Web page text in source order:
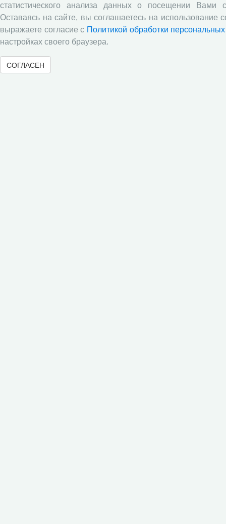
статистического анализа данных о посещении Вами
Оставаясь на сайте, вы соглашаетесь на использование
выражаете согласие с Политикой обработки
настройках своего браузера.
СОГЛАСЕН